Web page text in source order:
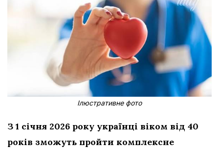
Ілюстративне фото
З 1 січня 2026 року українці віком від 40
років зможуть пройти комплексне